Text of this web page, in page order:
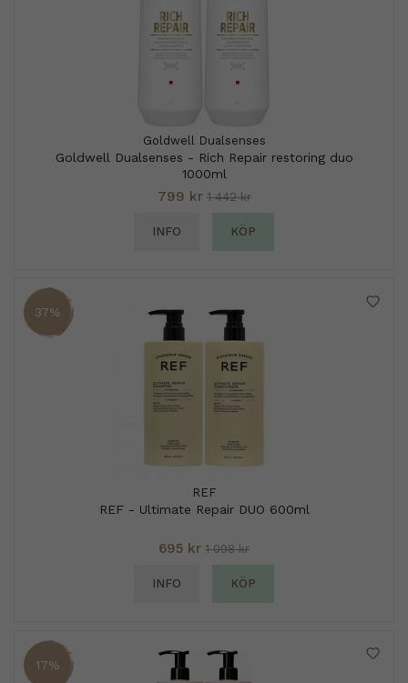
Goldwell Dualsenses
Goldwell Dualsenses - Rich Repair restoring duo
1000ml
799 kr 1 442 kr
INFO KÖP
37%
REF
REF - Ultimate Repair DUO 600ml
695 kr 1 098 kr
INFO KÖP
17%